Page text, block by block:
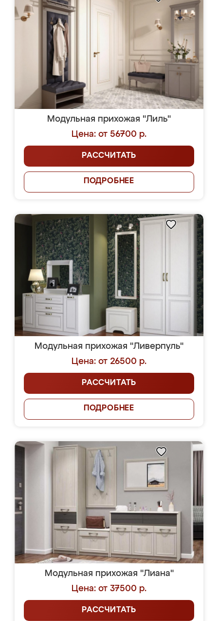
Модульная прихожая "Лиль"
Цена: от 56700 р.
РАССЧИТАТЬ
ПОДРОБНЕЕ
Модульная прихожая "Ливерпуль"
Цена: от 26500 р.
РАССЧИТАТЬ
ПОДРОБНЕЕ
Модульная прихожая "Лиана"
Цена: от 37500 р.
РАССЧИТАТЬ